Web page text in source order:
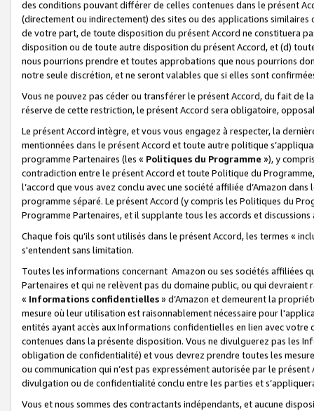
des conditions pouvant différer de celles contenues dans le présent
(directement ou indirectement) des sites ou des applications
de votre part, de toute disposition du présent Accord ne constituera
disposition ou de toute autre disposition du présent Accord, et (d)
nous pourrions prendre et toutes approbations que nous pourrions
notre seule discrétion, et ne seront valables que si elles sont
Vous ne pouvez pas céder ou transférer le présent Accord, du fait de
réserve de cette restriction, le présent Accord sera obligatoire,
Le présent Accord intègre, et vous vous engagez à respecter, la
mentionnées dans le présent Accord et toute autre politique
programme Partenaires (les « Politiques du Programme »), y
contradiction entre le présent Accord et toute Politique du
l’accord que vous avez conclu avec une société affiliée d’Amazon
programme séparé. Le présent Accord (y compris les Politiques du
Programme Partenaires, et il supplante tous les accords et discussions
Chaque fois qu’ils sont utilisés dans le présent Accord, les termes «
s'entendent sans limitation.
Toutes les informations concernant Amazon ou ses sociétés affiliées
Partenaires et qui ne relèvent pas du domaine public, ou qui
« Informations confidentielles» d’Amazon et demeurent la
mesure où leur utilisation est raisonnablement nécessaire pour
entités ayant accès aux Informations confidentielles en lien avec
contenues dans la présente disposition. Vous ne divulguerez pas les
obligation de confidentialité) et vous devrez prendre toutes les
ou communication qui n’est pas expressément autorisée par le
divulgation ou de confidentialité conclu entre les parties et
Vous et nous sommes des contractants indépendants, et aucune